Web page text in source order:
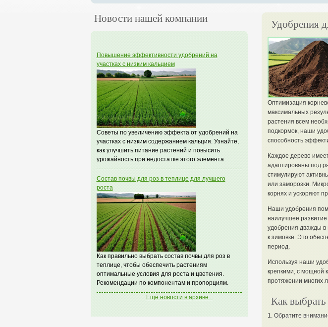
Новости нашей компании
Повышение эффективности удобрений на
участках с низким кальцием
Советы по увеличению эффекта от удобрений на
участках с низким содержанием кальция. Узнайте,
как улучшить питание растений и повысить
урожайность при недостатке этого элемента.
Состав почвы для роз в теплице для лучшего
роста
Как правильно выбрать состав почвы для роз в
теплице, чтобы обеспечить растениям
оптимальные условия для роста и цветения.
Рекомендации по компонентам и пропорциям.
Ещё новости в архиве...
Удобрения
Оптимизация
максимальных
растения всем
подкормок, наши
способность
Каждое дерево
адаптированы под
стимулируют
или заморозки.
корнях и ускоряют
Наши удобрения
наилучшее
удобрения дважды в
к зимовке. Это
период.
Используя наши
крепкими, с мощной
протяжении многих
Как выбрать
1. Обратите